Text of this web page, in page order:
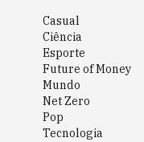
Casual
Ciência
Esporte
Future of Money
Mundo
Net Zero
Pop
Tecnologia